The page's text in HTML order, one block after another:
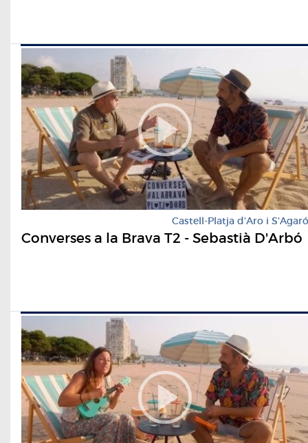
Castell-Platja d'Aro i S'Agaró
Converses a la Brava T2 - Sebastià D'Arbó